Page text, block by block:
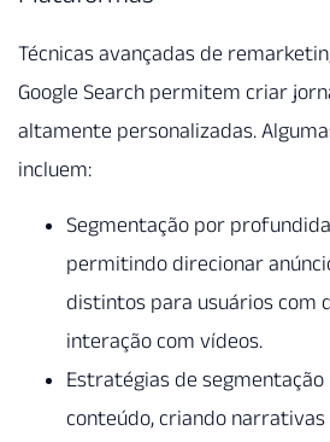
Técnicas avançadas de
Google Search permitem criar
altamente personalizadas.
incluem:
Segmentação por
permitindo direcionar
distintos para usuários com
interação com vídeos.
Estratégias de segmentação
conteúdo, criando